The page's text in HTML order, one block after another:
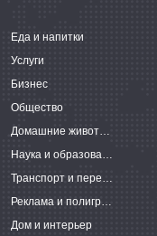
Еда и напитки
Услуги
Бизнес
Общество
Домашние животные
Наука и образование
Транспорт и перевозки
Реклама и полиграфия
Дом и интерьер